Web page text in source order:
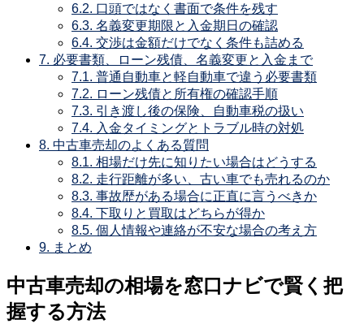
6.2. 口頭ではなく書面で条件を残す
6.3. 名義変更期限と入金期日の確認
6.4. 交渉は金額だけでなく条件も詰める
7. 必要書類、ローン残債、名義変更と入金まで
7.1. 普通自動車と軽自動車で違う必要書類
7.2. ローン残債と所有権の確認手順
7.3. 引き渡し後の保険、自動車税の扱い
7.4. 入金タイミングとトラブル時の対処
8. 中古車売却のよくある質問
8.1. 相場だけ先に知りたい場合はどうする
8.2. 走行距離が多い、古い車でも売れるのか
8.3. 事故歴がある場合に正直に言うべきか
8.4. 下取りと買取はどちらが得か
8.5. 個人情報や連絡が不安な場合の考え方
9. まとめ
中古車売却の相場を窓口ナビで賢く把
握する方法